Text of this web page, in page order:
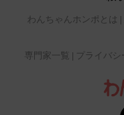
わんちゃんホンポとは
専門家一覧
プライバ